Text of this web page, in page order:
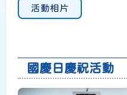
活動相片
國慶日慶祝活動